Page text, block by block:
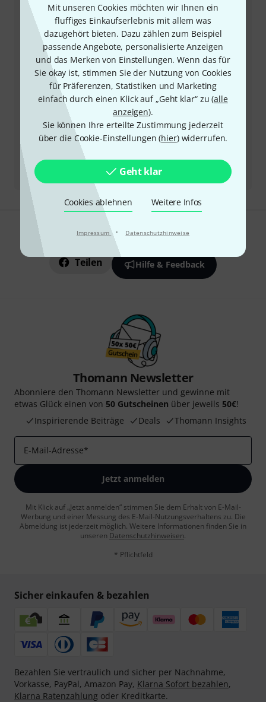
Mit unseren Cookies möchten wir Ihnen ein
fluffiges Einkaufserlebnis mit allem was
dazugehört bieten. Dazu zählen zum Beispiel
passende Angebote, personalisierte Anzeigen
und das Merken von Einstellungen. Wenn das für
Sie okay ist, stimmen Sie der Nutzung von Cookies
für Präferenzen, Statistiken und Marketing
einfach durch einen Klick auf „Geht klar“ zu (alle
anzeigen).
Sie können Ihre erteilte Zustimmung jederzeit
über die Cookie-Einstellungen (hier) widerrufen.
Geht klar
Cookies ablehnen Weitere Infos
Impressum · Datenschutzhinweise
Kundennummer bereithalten
Öffnungszeiten
Rückruf vereinbaren
Mehr Kontaktoptionen
Produkt zurücksenden
Gefällt Ihnen, was Sie sehen?
Teilen Hilfe & Feedback
Thomann Newsletter
Abonniere den Thomann Newsletter und gewinne mit
etwas Glück einen von 50 Gutscheinen über jeweils 50€!
Inspirierende Beiträge
Deals Thomann Insights
E-Mail-Adresse*
Jetzt anmelden
Mit Klick auf „Jetzt anmelden“ stimmen Sie dem Erhalt von E-Mail-
Werbung und einer Messung des E-Mail-Nutzungsverhaltens zu. Die
Abmeldung ist jederzeit möglich. Weitere Informationen finden Sie in
unseren Datenschutzhinweisen.
* Pflichtfeld
Sicher einkaufen & bezahlen
Bezahlen Sie vertraulich und sicher per Nachnahme,
Vorkasse, PayPal, Amazon Pay, Klarna Sofort bezahlen,
Klarna Ratenzahlung oder Kreditkarte.